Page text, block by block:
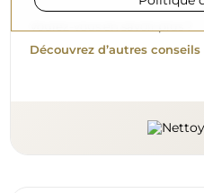
Découvrez d’autres